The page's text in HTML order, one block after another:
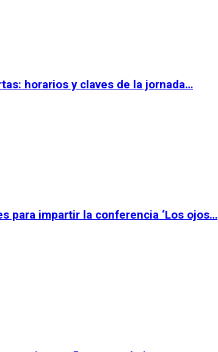
horarios y claves de la jornada…
para impartir la conferencia ‘Los ojos…